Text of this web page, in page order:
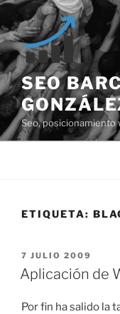
Saltar
al
contenido
SEO
Seo, posicionamiento
ETIQUETA:
PUBLICADO
EL
7 JULIO 2009
Aplicación de
Por fin ha salido la